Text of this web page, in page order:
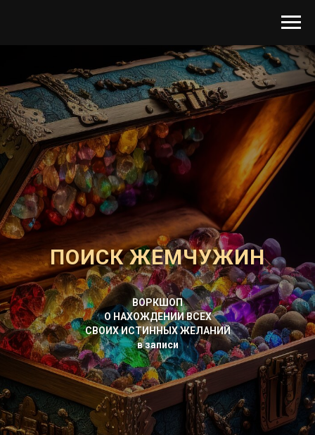
ПОИСК ЖЕМЧУЖИН
ВОРКШОП
О НАХОЖДЕНИИ ВСЕХ
СВОИХ ИСТИННЫХ ЖЕЛАНИЙ
в записи